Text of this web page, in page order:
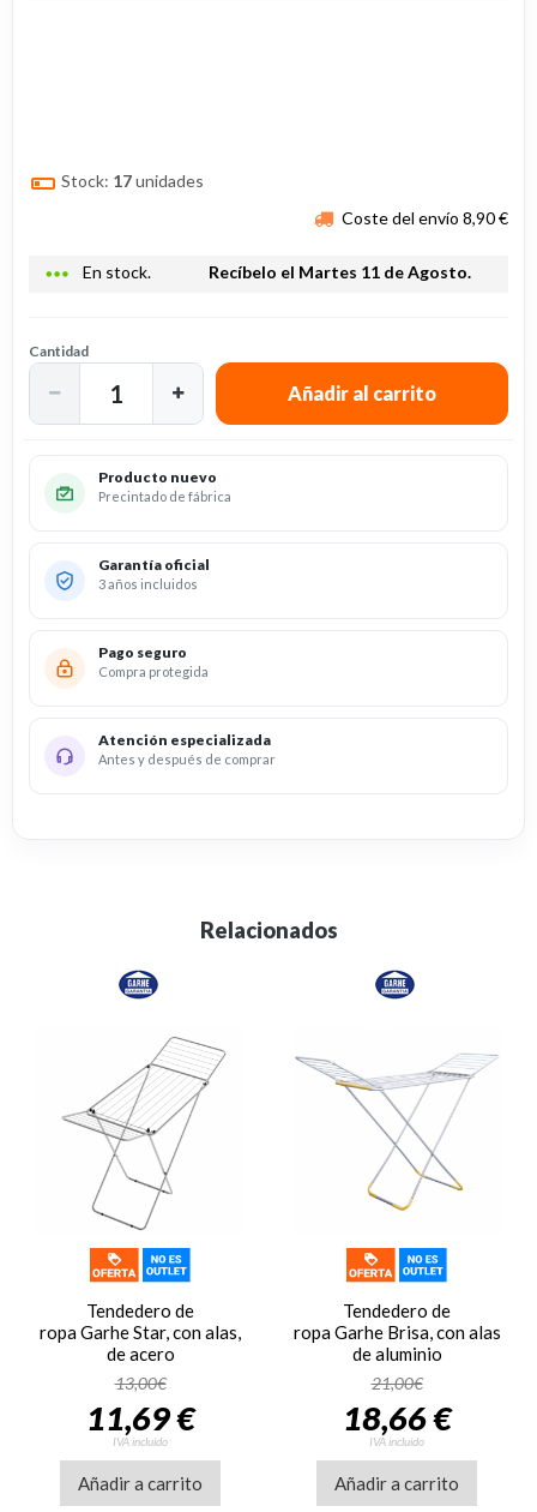
Stock: 17unidades
Coste del envío 8,90 €
more_horiz En stock. Recíbelo el Martes 11 de Agosto.
Cantidad
Producto nuevo
Precintado de fábrica
Garantía oficial
3 años incluidos
Pago seguro
Compra protegida
Atención especializada
Antes y después de comprar
Relacionados
Tendedero de
ropa Garhe Star, con alas,
de acero
13,00€
11,69 €
IVA incluido
Añadir a carrito
Tendedero de
ropa Garhe Brisa, con alas
de aluminio
21,00€
18,66 €
IVA incluido
Añadir a carrito